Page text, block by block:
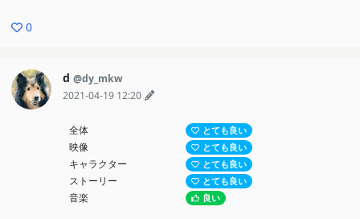
0
d @dy_mkw
2021-04-19 12:20
全体 とても良い
映像 とても良い
キャラクター とても良い
ストーリー とても良い
音楽 良い